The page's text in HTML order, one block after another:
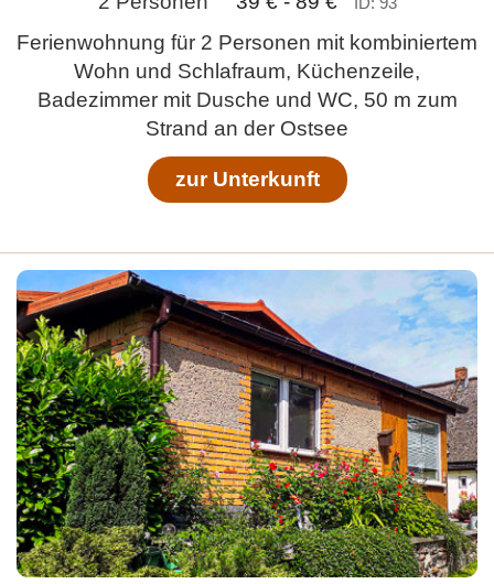
Ferienwohnung für 2 Personen mit kombiniertem
Wohn und Schlafraum, Küchenzeile,
Badezimmer mit Dusche und WC, 50 m zum
Strand an der Ostsee
zur Unterkunft